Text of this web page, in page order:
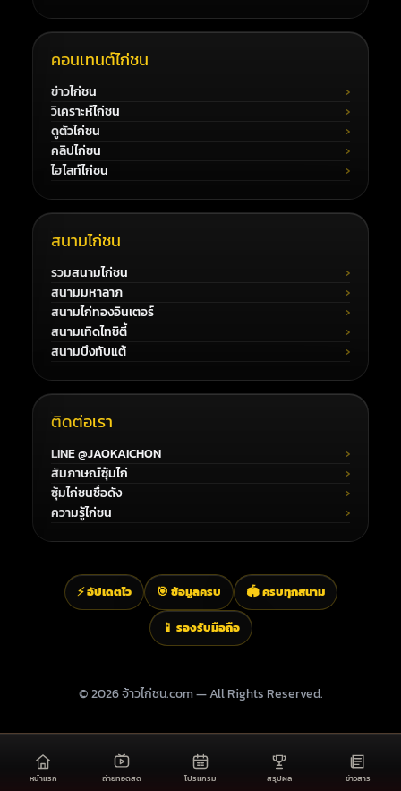
คอนเทนต์ไก่ชน
ข่าวไก่ชน
วิเคราะห์ไก่ชน
ดูตัวไก่ชน
คลิปไก่ชน
ไฮไลท์ไก่ชน
สนามไก่ชน
รวมสนามไก่ชน
สนามมหาลาภ
สนามไก่ทองอินเตอร์
สนามเทิดไทซิตี้
สนามบึงทับแต้
ติดต่อเรา
LINE @JAOKAICHON
สัมภาษณ์ซุ้มไก่
ซุ้มไก่ชนชื่อดัง
ความรู้ไก่ชน
⚡ อัปเดตไว 🎯 ข้อมูลครบ 🏟️ ครบทุกสนาม
📱 รองรับมือถือ
© 2026 จ้าวไก่ชน.com — All Rights Reserved.
หน้าแรก ถ่ายทอดสด โปรแกรม สรุปผล ข่าวสาร